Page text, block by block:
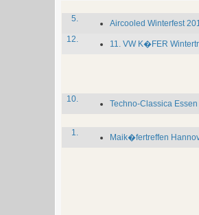
5.
Aircooled Winterfest
12.
11. VW K�FER
10. Techno-Classica Essen
1. Maik�fertreffen